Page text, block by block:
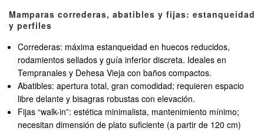
Mamparas correderas, abatibles y fijas: estanqueidad
y perfiles
Correderas: máxima estanqueidad en huecos reducidos,
rodamientos sellados y guía inferior discreta. Ideales en
Tempranales y Dehesa Vieja con baños compactos.
Abatibles: apertura total, gran comodidad; requieren espacio
libre delante y bisagras robustas con elevación.
Fijas “walk-in”: estética minimalista, mantenimiento mínimo;
necesitan dimensión de plato suficiente (a partir de 120 cm)